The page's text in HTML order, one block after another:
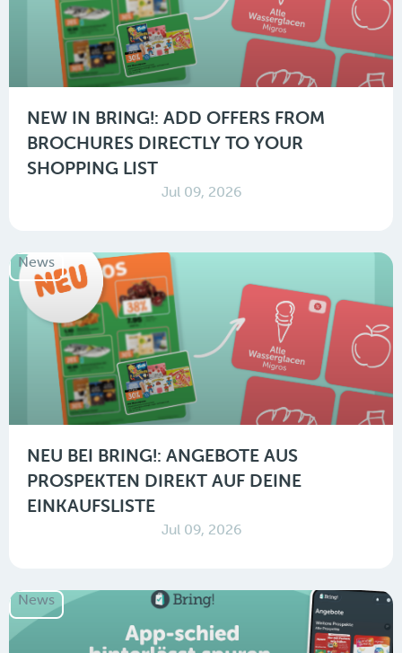
NEW IN BRING!: ADD OFFERS FROM
BROCHURES DIRECTLY TO YOUR
SHOPPING LIST
Jul 09, 2026
News
NEU BEI BRING!: ANGEBOTE AUS
PROSPEKTEN DIREKT AUF DEINE
EINKAUFSLISTE
Jul 09, 2026
News